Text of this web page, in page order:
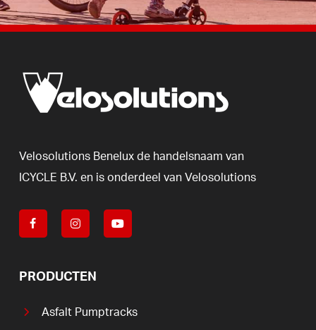
Velosolutions Benelux de handelsnaam van
ICYCLE B.V. en is onderdeel van Velosolutions
PRODUCTEN
Asfalt Pumptracks